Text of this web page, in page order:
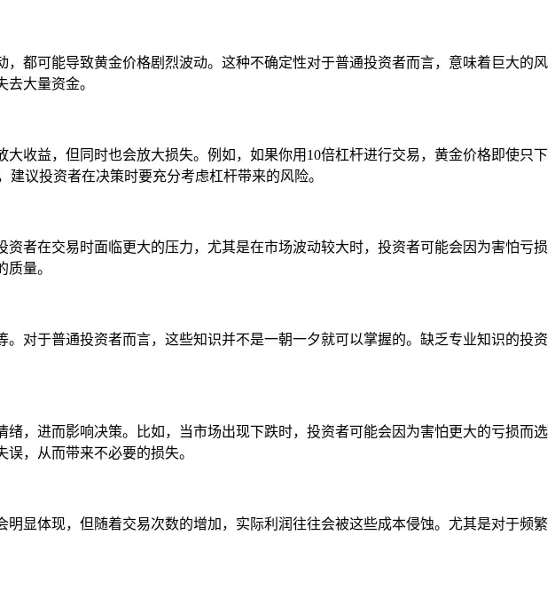
都可能导致黄金价格剧烈波动。这种不确定性对于普通投资者而言，意味着巨大的风
大量资金。
收益，但同时也会放大损失。例如，如果你用10倍杠杆进行交易，黄金价格即使只下
议投资者在决策时要充分考虑杠杆带来的风险。
者在交易时面临更大的压力，尤其是在市场波动较大时，投资者可能会因为害怕亏损
量。
对于普通投资者而言，这些知识并不是一朝一夕就可以掌握的。缺乏专业知识的投资
，进而影响决策。比如，当市场出现下跌时，投资者可能会因为害怕更大的亏损而选
，从而带来不必要的损失。
显体现，但随着交易次数的增加，实际利润往往会被这些成本侵蚀。尤其是对于频繁